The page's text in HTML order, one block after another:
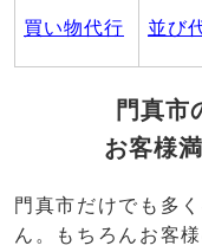
買い物代行 並び
門真市
お客様
門真市だけでも多
ん。もちろんお客